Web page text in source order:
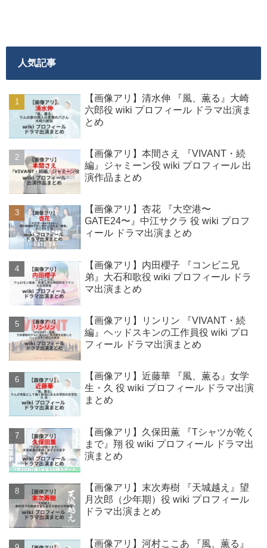
人気記事
【画像アリ】清水伸 『風、薫る』大崎
六郎役 wiki プロフィール ドラマ出演ま
とめ
【画像アリ】本間さえ 『VIVANT・続
編』ジャミーン役 wiki プロフィール 出
演作品まとめ
【画像アリ】杏花 『大空港〜
GATE24〜』中江サクラ 役 wiki プロフ
ィール ドラマ出演まとめ
【画像アリ】内田櫻子 『コンビニ兄
弟』大石和歌役 wiki プロフィール ドラ
マ出演まとめ
【画像アリ】リンリン 『VIVANT・続
編』ヘッドスキンの工作員役 wiki プロ
フィール ドラマ出演まとめ
【画像アリ】近藤華 『風、薫る』女学
生・久 役 wiki プロフィール ドラマ出演
まとめ
【画像アリ】久保田薫 『Tシャツが乾く
まで』翔 役 wiki プロフィール ドラマ出
演まとめ
【画像アリ】末次寿樹 『天城越え』望
月次郎（少年期）役 wiki プロフィール
ドラマ出演まとめ
【画像アリ】河村ここあ 『風、薫る』